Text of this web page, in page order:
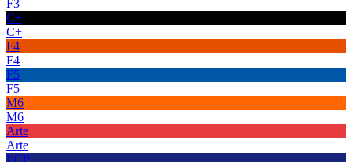
F3
C+
C+
F4
F4
F5
F5
M6
M6
Arte
Arte